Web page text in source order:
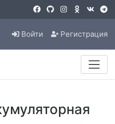
Войти Регистрация